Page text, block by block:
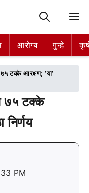
आरोग्य गुन्हे
आरोग्य गुन्हे
७५ टक्के आरक्षण; ‘या’
७५ टक्के
निर्णय
PM